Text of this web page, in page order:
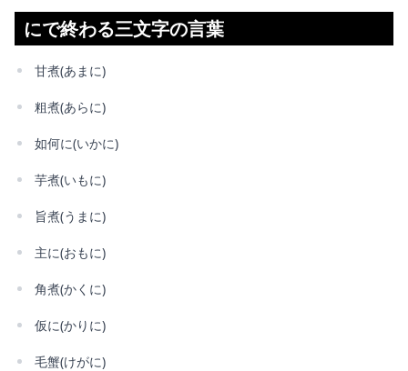
にで終わる三文字の言葉
甘煮(あまに)
粗煮(あらに)
如何に(いかに)
芋煮(いもに)
旨煮(うまに)
主に(おもに)
角煮(かくに)
仮に(かりに)
毛蟹(けがに)